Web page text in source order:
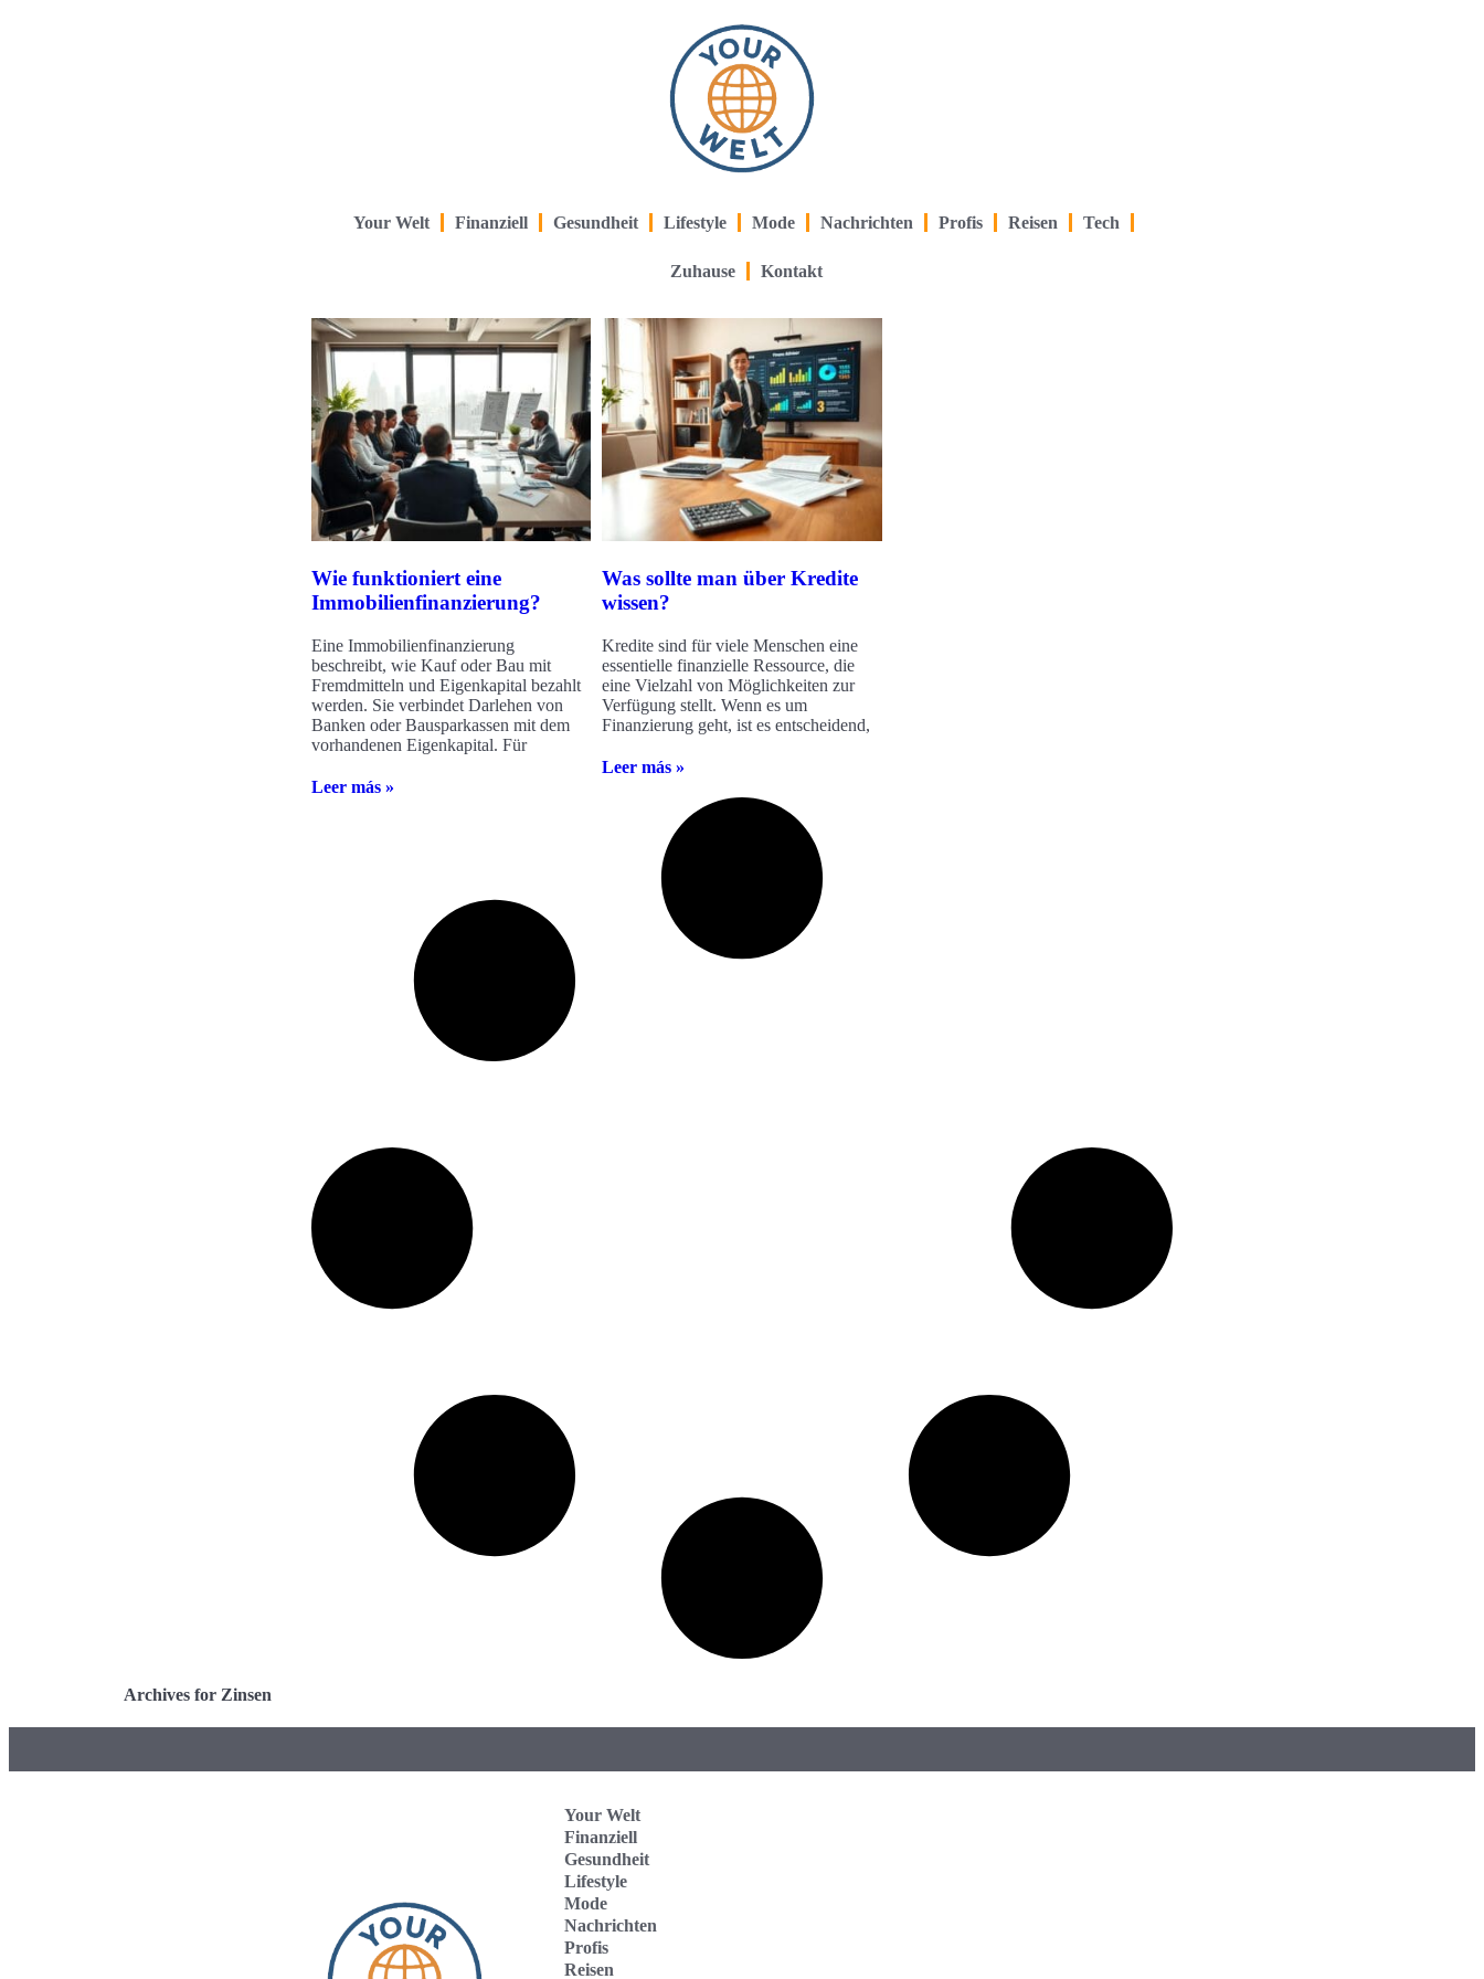
Your Welt Finanziell Gesundheit Lifestyle Mode Nachrichten Profis Reisen Tech
Zuhause Kontakt
Wie funktioniert eine
Immobilienfinanzierung?
Eine Immobilienfinanzierung
beschreibt, wie Kauf oder Bau mit
Fremdmitteln und Eigenkapital bezahlt
werden. Sie verbindet Darlehen von
Banken oder Bausparkassen mit dem
vorhandenen Eigenkapital. Für
Leer más »
Was sollte man über Kredite
wissen?
Kredite sind für viele Menschen eine
essentielle finanzielle Ressource, die
eine Vielzahl von Möglichkeiten zur
Verfügung stellt. Wenn es um
Finanzierung geht, ist es entscheidend,
Leer más »
Archives for Zinsen
Your Welt
Finanziell
Gesundheit
Lifestyle
Mode
Nachrichten
Profis
Reisen